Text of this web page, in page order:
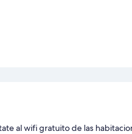
al wifi gratuito de las